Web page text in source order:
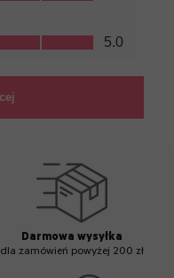
Darmowa wysyłka
dla zamówień powyżej 200 zł